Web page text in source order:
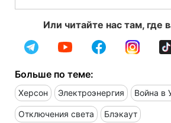
Или читайте нас там, где
Больше по теме:
Херсон Электроэнергия Война в
Отключения света Блэкаут